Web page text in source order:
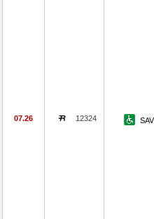
07.26 12324